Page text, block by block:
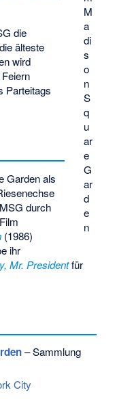
M
a
di
s
o
n
S
q
u
ar
e
G
ar
d
e
n
die
älteste
wird
Parteitags
Garden als
durch
(1986)
ihr
Mr. Presidentfür
– Sammlung
City